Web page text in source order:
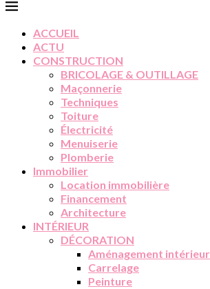
ACCUEIL
ACTU
CONSTRUCTION
BRICOLAGE & OUTILLAGE
Maçonnerie
Techniques
Toiture
Électricité
Menuiserie
Plomberie
Immobilier
Location immobilière
Financement
Architecture
INTÉRIEUR
DÉCORATION
Aménagement intérieur
Carrelage
Peinture